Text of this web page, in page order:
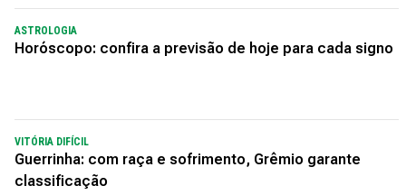
ASTROLOGIA
Horóscopo: confira a previsão de hoje para cada signo
VITÓRIA DIFÍCIL
Guerrinha: com raça e sofrimento, Grêmio garante
classificação